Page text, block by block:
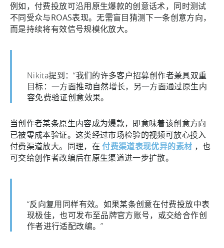
例如，付费投放可沿用原生爆款的创意话术，同时测试
不同受众与ROAS表现。无需盲目猜测下一条创意方向，
而是持续将有效信号规模化放大。
Nikita提到：“我们的许多客户招募创作者兼具双重
目标：一方面推动自然增长，另一方面通过原生内
容免费验证创意效果。
当创作者某条原生内容成为爆款，即意味着该创意方向
已被零成本验证。这类经过市场检验的视频可放心投入
付费渠道放大。同理，在付费渠道表现优异的素材 ，也
可交给创作者改编后在原生渠道进一步扩散。
“反向复用同样有效。如果某条创意在付费投放中表
现极佳，也可发布至品牌官方账号，或交给合作创
作者进行适配改编。”